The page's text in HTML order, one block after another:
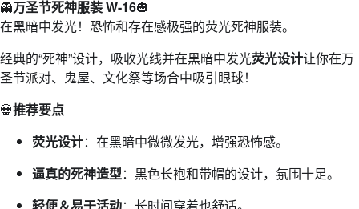
👻万圣节死神服装 W-16🎃
在黑暗中发光！恐怖和存在感极强的荧光死神服装。
经典的“死神”设计，吸收光线并在黑暗中发光荧光设计让你在万
圣节派对、鬼屋、文化祭等场合中吸引眼球！
💀推荐要点
荧光设计：在黑暗中微微发光，增强恐怖感。
逼真的死神造型：黑色长袍和带帽的设计，氛围十足。